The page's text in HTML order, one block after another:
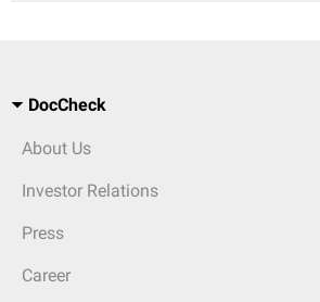
DocCheck
About Us
Investor Relations
Press
Career